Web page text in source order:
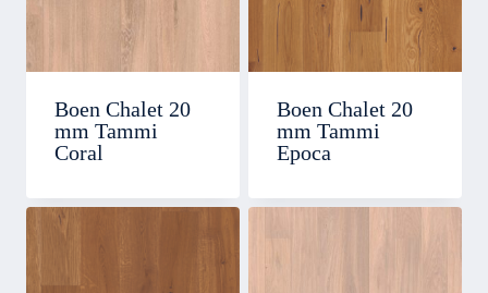
Boen Chalet 20
mm Tammi
Coral
Boen Chalet 20
mm Tammi
Epoca